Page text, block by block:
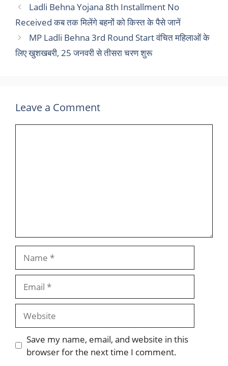
Ladli Behna Yojana 8th Installment No
Received कब तक मिलेंगे बहनों को किस्त के पैसे जानें
MP Ladli Behna 3rd Round Start वंचित महिलाओं के
लिए खुशखबरी, 25 जनवरी से तीसरा चरण शुरू
Leave a Comment
Website
Save my name, email, and website in this
browser for the next time I comment.